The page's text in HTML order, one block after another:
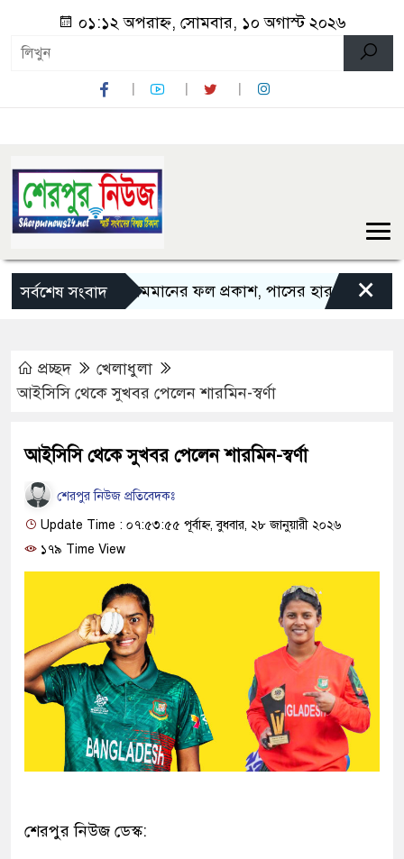
০১:১২ অপরাহ্ন, সোমবার, ১০ অগাস্ট ২০২৬
সর্বশেষ সংবাদ
এসএসসি ও সমমানের ফল প্রকাশ, পাসের হার ৬২.২৫ শতাংশ
×
প্রচ্ছদ
খেলাধুলা
আইসিসি থেকে সুখবর পেলেন শারমিন-স্বর্ণা
আইসিসি থেকে সুখবর পেলেন শারমিন-স্বর্ণা
শেরপুর নিউজ প্রতিবেদকঃ
Update Time : ০৭:৫৩:৫৫ পূর্বাহ্ন, বুধবার, ২৮ জানুয়ারী ২০২৬
১৭৯ Time View
শেরপুর নিউজ ডেস্ক: